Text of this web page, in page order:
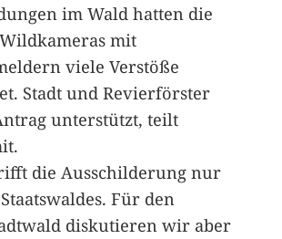
im Wald hatten die
mit
viele Verstöße
Stadt und Revierförster
unterstützt, teilt
die Ausschilderung nur
Für den
diskutieren wir aber